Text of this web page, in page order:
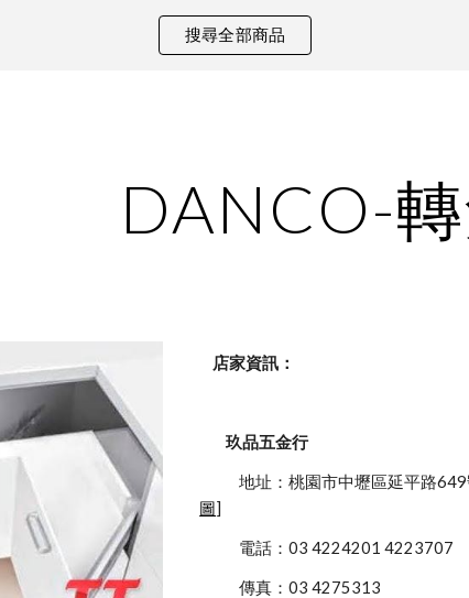
搜尋全部商品
DANCO-
    店家資訊：
玖品五金行
地址：桃園市中壢區延平路
圖]
            電話：03 4224201 4223707
            傳真：03 4275313